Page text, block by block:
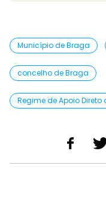
Município de Braga
concelho de Braga
Regime de Apoio